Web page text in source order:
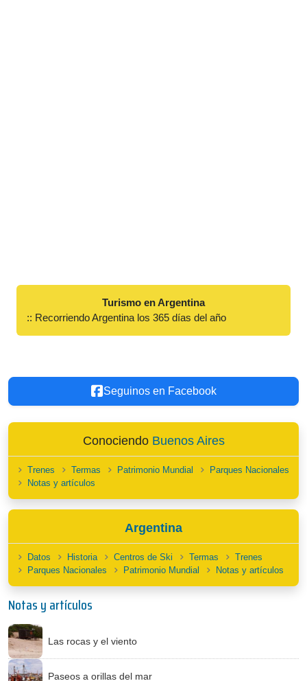
Turismo en Argentina
:: Recorriendo Argentina los 365 días del año
Seguinos en Facebook
Conociendo Buenos Aires
Trenes Termas Patrimonio Mundial
Parques Nacionales
Notas y artículos
Argentina
Datos Historia Centros de Ski Termas
Trenes
Parques Nacionales
Patrimonio Mundial Notas y artículos
Notas y artículos
Las rocas y el viento
Paseos a orillas del mar